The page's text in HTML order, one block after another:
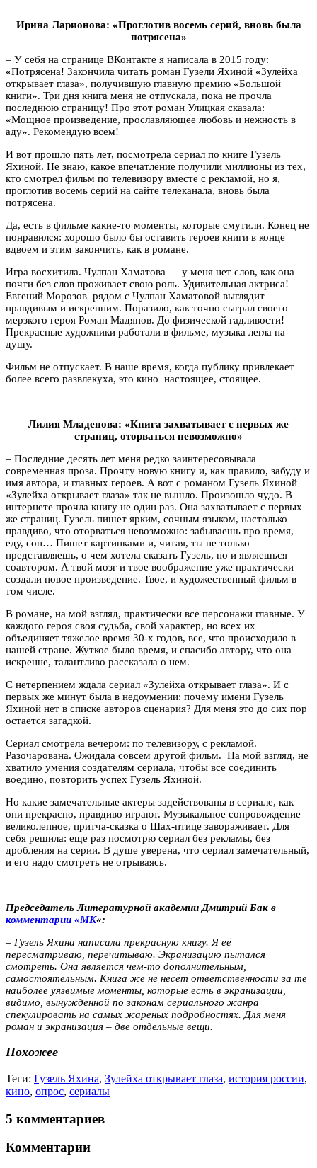
Ирина Ларионова: «Проглотив восемь серий, вновь была
потрясена»
– У себя на странице ВКонтакте я написала в 2015 году:
«Потрясена! Закончила читать роман Гузели Яхиной «Зулейха
открывает глаза», получившую главную премию «Большой
книги». Три дня книга меня не отпускала, пока не прочла
последнюю страницу! Про этот роман Улицкая сказала:
«Мощное произведение, прославляющее любовь и нежность в
аду». Рекомендую всем!
И вот прошло пять лет, посмотрела сериал по книге Гузель
Яхиной. Не знаю, какое впечатление получили миллионы из тех,
кто смотрел фильм по телевизору вместе с рекламой, но я,
проглотив восемь серий на сайте телеканала, вновь была
потрясена.
Да, есть в фильме какие-то моменты, которые смутили. Конец не
понравился: хорошо было бы оставить героев книги в конце
вдвоем и этим закончить, как в романе.
Игра восхитила. Чулпан Хаматова — у меня нет слов, как она
почти без слов проживает свою роль. Удивительная актриса!
Евгений Морозов рядом с Чулпан Хаматовой выглядит
правдивым и искренним. Поразило, как точно сыграл своего
мерзкого героя Роман Мадянов. До физической гадливости!
Прекрасные художники работали в фильме, музыка легла на
душу.
Фильм не отпускает. В наше время, когда публику привлекает
более всего развлекуха, это кино настоящее, стоящее.
Лилия Младенова: «Книга захватывает с первых же
страниц, оторваться невозможно»
– Последние десять лет меня редко заинтересовывала
современная проза. Прочту новую книгу и, как правило, забуду и
имя автора, и главных героев. А вот с романом Гузель Яхиной
«Зулейха открывает глаза» так не вышло. Произошло чудо. В
интернете прочла книгу не один раз. Она захватывает с первых
же страниц. Гузель пишет ярким, сочным языком, настолько
правдиво, что оторваться невозможно: забываешь про время,
еду, сон… Пишет картинками и, читая, ты не только
представляешь, о чем хотела сказать Гузель, но и являешься
соавтором. А твой мозг и твое воображение уже практически
создали новое произведение. Твое, и художественный фильм в
том числе.
В романе, на мой взгляд, практически все персонажи главные. У
каждого героя своя судьба, свой характер, но всех их
объединяет тяжелое время 30-х годов, все, что происходило в
нашей стране. Жуткое было время, и спасибо автору, что она
искренне, талантливо рассказала о нем.
С нетерпением ждала сериал «Зулейха открывает глаза». И с
первых же минут была в недоумении: почему имени Гузель
Яхиной нет в списке авторов сценария? Для меня это до сих пор
остается загадкой.
Сериал смотрела вечером: по телевизору, с рекламой.
Разочарована. Ожидала совсем другой фильм. На мой взгляд, не
хватило умения создателям сериала, чтобы все соединить
воедино, повторить успех Гузель Яхиной.
Но какие замечательные актеры задействованы в сериале, как
они прекрасно, правдиво играют. Музыкальное сопровождение
великолепное, притча-сказка о Шах-птице завораживает. Для
себя решила: еще раз посмотрю сериал без рекламы, без
дробления на серии. В душе уверена, что сериал замечательный,
и его надо смотреть не отрываясь.
Председатель Литературной академии Дмитрий Бак в
комментарии «МК«:
– Гузель Яхина написала прекрасную книгу. Я её
пересматриваю, перечитываю. Экранизацию пытался
смотреть. Она является чем-то дополнительным,
самостоятельным. Книга же не несёт ответственности за те
наиболее уязвимые моменты, которые есть в экранизации,
видимо, вынужденной по законам сериального жанра
спекулировать на самых жареных подробностях. Для меня
роман и экранизация – две отдельные вещи.
Похожее
Теги: Гузель Яхина, Зулейха открывает глаза, история россии,
кино, опрос, сериалы
5 комментариев
Комментарии